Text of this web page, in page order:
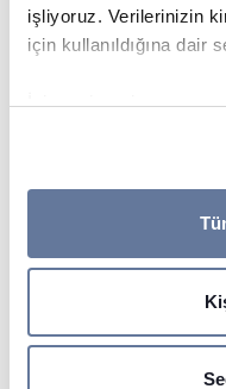
işliyoruz. Verilerinizin
için kullanıldığına dair
İzin verirseniz, ayrıca:
konumunuzla ilgili
Cihazınızı
bir şekilde
Ayrıntılar kısmında
Rızanızı dilediğiniz
değiştirebilir veya geri
Solar